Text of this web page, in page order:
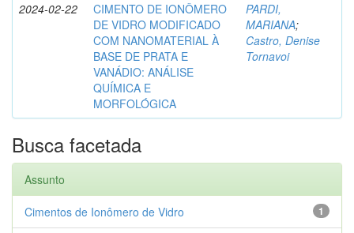
2024-02-22
CIMENTO DE IONÔMERO
DE VIDRO MODIFICADO
COM NANOMATERIAL À
BASE DE PRATA E
VANÁDIO: ANÁLISE
QUÍMICA E
MORFOLÓGICA
PARDI,
MARIANA;
Castro, Denise
Tornavoi
Busca facetada
Assunto
1
Cimentos de Ionômero de Vidro